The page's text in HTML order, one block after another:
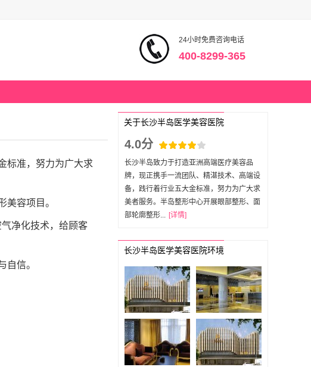
24小时免费咨询电话
400-8299-365
标准，努力为广大求
容项目。
净化技术，给顾客
自信。
关于长沙半岛医学美容医院
4.0分
长沙半岛致力于打造亚洲高端医疗美容品
牌，现正携手一流团队、精湛技术、高端设
备，践行着行业五大金标准，努力为广大求
美者服务。半岛整形中心开展眼部整形、面
部轮廓整形... [详情]
长沙半岛医学美容医院环境